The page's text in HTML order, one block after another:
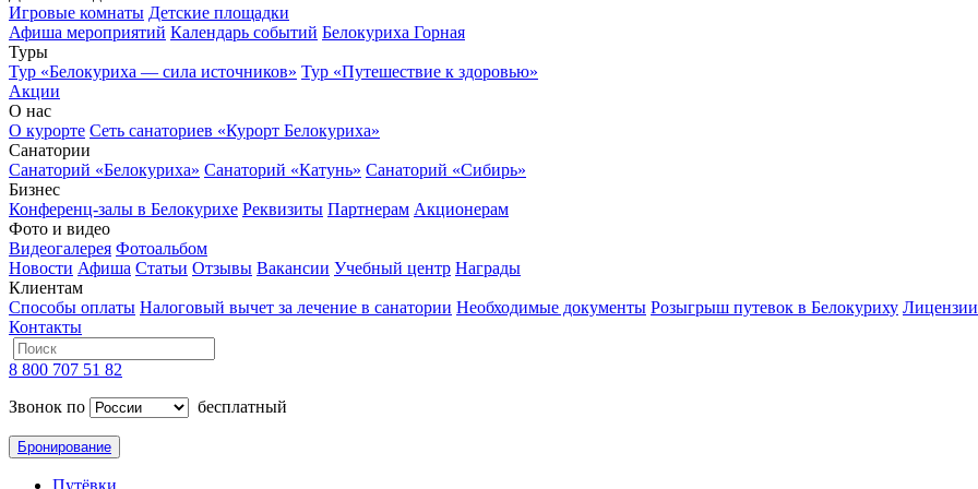
Игровые комнаты Детские площадки
Афиша мероприятий Календарь событий Белокуриха Горная
Туры
Тур «Белокуриха — сила источников» Тур «Путешествие к здоровью»
Акции
О нас
О курорте Сеть санаториев «Курорт Белокуриха»
Санатории
Санаторий «Белокуриха» Санаторий «Катунь» Санаторий «Сибирь»
Бизнес
Конференц-залы в Белокурихе Реквизиты Партнерам Акционерам
Фото и видео
Видеогалерея Фотоальбом
Новости Афиша Статьи Отзывы Вакансии Учебный центр Награды
Клиентам
Способы оплаты Налоговый вычет за лечение в санатории Необходимые документы Розыгрыш путевок в Белокуриху
Контакты
8 800 707 51 82
Звонок по
бесплатный
Бронирование
Путёвки